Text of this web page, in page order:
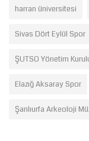
harran üniversitesi
Sivas Dört Eylül Spor
ŞUTSO Yönetim
Elazığ Aksaray Spor
Şanlıurfa Arkeoloji